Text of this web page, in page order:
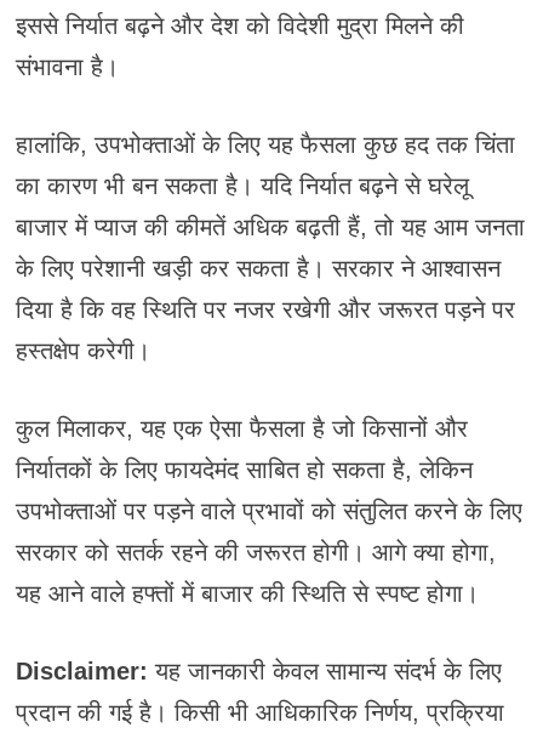
इससे निर्यात बढ़ने और देश को विदेशी मुद्रा मिलने की
संभावना है।
हालांकि, उपभोक्ताओं के लिए यह फैसला कुछ हद तक चिंता
का कारण भी बन सकता है। यदि निर्यात बढ़ने से घरेलू
बाजार में प्याज की कीमतें अधिक बढ़ती हैं, तो यह आम जनता
के लिए परेशानी खड़ी कर सकता है। सरकार ने आश्वासन
दिया है कि वह स्थिति पर नजर रखेगी और जरूरत पड़ने पर
हस्तक्षेप करेगी।
कुल मिलाकर, यह एक ऐसा फैसला है जो किसानों और
निर्यातकों के लिए फायदेमंद साबित हो सकता है, लेकिन
उपभोक्ताओं पर पड़ने वाले प्रभावों को संतुलित करने के लिए
सरकार को सतर्क रहने की जरूरत होगी। आगे क्या होगा,
यह आने वाले हफ्तों में बाजार की स्थिति से स्पष्ट होगा।
Disclaimer: यह जानकारी केवल सामान्य संदर्भ के लिए
प्रदान की गई है। किसी भी आधिकारिक निर्णय, प्रक्रिया